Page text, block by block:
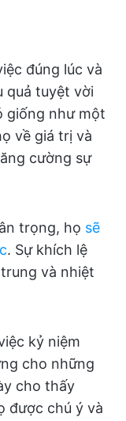
đúng lúc và
quả tuyệt vời
giống như một
về giá trị và
cường sự
trọng, họ sẽ
. Sự khích lệ
và nhiệt
kỷ niệm
cho những
cho thấy
được chú ý và